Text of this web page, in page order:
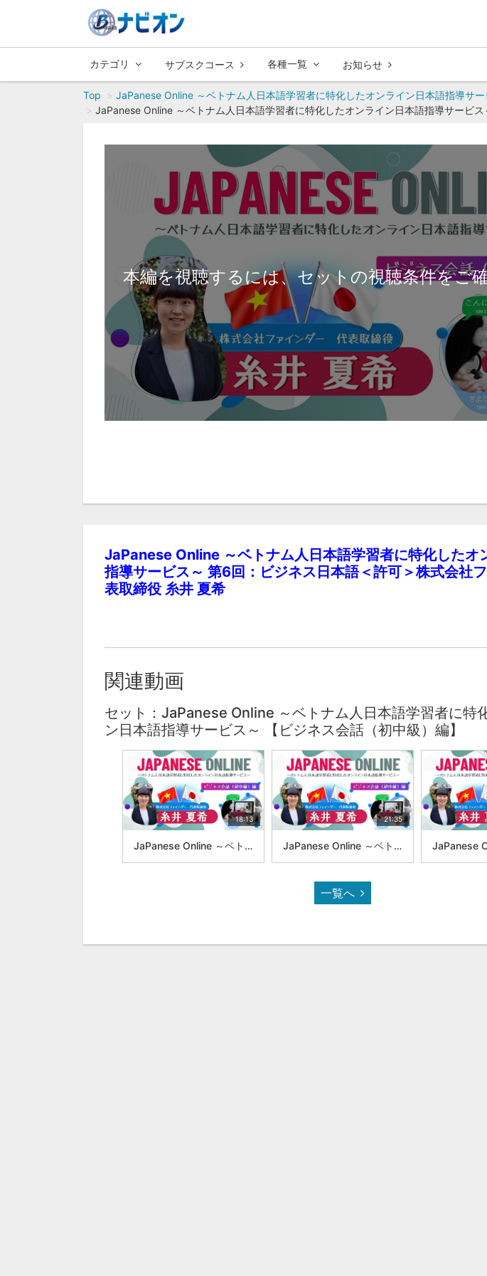
カテゴリ サブスクコース 各種一覧 お知らせ
Top
JaPanese Online ～ベトナム人日本語学習者に特化したオンライン日本語指導サー
JaPanese Online ～ベトナム人日本語学習者に特化したオンライン日本語指導サービ
本編を視聴するには、セットの視聴条件をご
JaPanese Online ～ベトナム人日本語学習者に特化したオ
指導サービス～ 第6回：ビジネス日本語＜許可＞株式会社
表取締役 糸井 夏希
関連動画
セット：JaPanese Online ～ベトナム人日本語学習者に特
ン日本語指導サービス～ 【ビジネス会話（初中級）編】
18:13
JaPanese Online ～ベトナム人日本語学習者に特化したオンライン日本語指導サービス～ 第1回：ビジネス日本語＜確認＞株式会社ファインダー 代表取締役 糸井 夏希
21:35
JaPanese Online ～ベトナム人日本語学習者に特化したオンライン日本語指導サービス～ 第2回：ビジネス日本語＜授受表現＞株式会社ファインダー 代表取締役 糸井 夏希
一覧へ